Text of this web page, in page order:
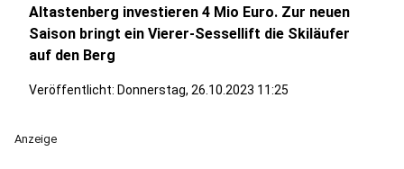
Altastenberg investieren 4 Mio Euro. Zur neuen
Saison bringt ein Vierer-Sessellift die Skiläufer
auf den Berg
Veröffentlicht: Donnerstag, 26.10.2023 11:25
Anzeige